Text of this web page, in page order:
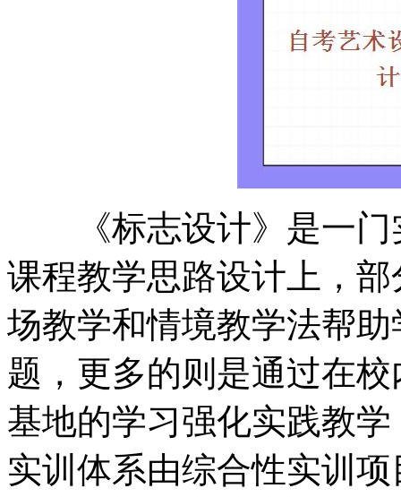
《标志设计》是一门
课程教学思路设计上，
场教学和情境教学法帮
题，更多的则是通过在
基地的学习强化实践教
实训体系由综合性实训